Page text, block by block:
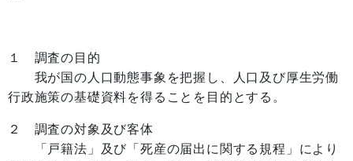
１ 調査の目的
我が国の人口動態事象を把握し、人口及び厚生労働
行政施策の基礎資料を得ることを目的とする。
２ 調査の対象及び客体
「戸籍法」及び「死産の届出に関する規程」により